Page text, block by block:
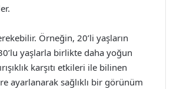
Örneğin, 20’li yaşların
yaşlarla birlikte daha yoğun
karşıtı etkileri ile bilinen
ayarlanarak sağlıklı bir görünüm